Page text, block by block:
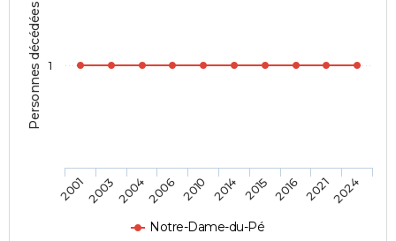
Personnes décédées
Notre-Dame-du-Pé
2001200320042006 2010 2014 2015 2016 20212024
1